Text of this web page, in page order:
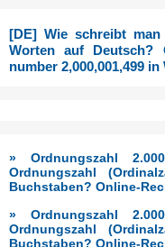
[DE] Wie schreibt man
Worten auf Deutsch?
number 2,000,001,499
» Ordnungszahl
Ordnungszahl
Buchstaben? Online-
» Ordnungszahl
Ordnungszahl
Buchstaben? Online-